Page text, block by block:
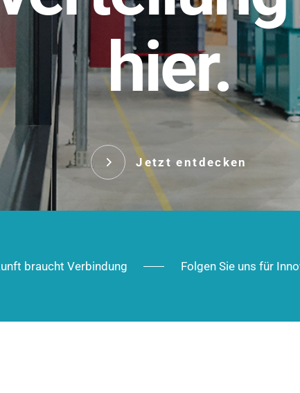
hier.
Jetzt entdecken
Robust im Alltag,
im Ausbau.
Das innovative
robust, IP-
Jetzt
braucht Verbindung Folgen Sie uns für